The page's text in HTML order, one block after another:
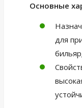
Основные
для